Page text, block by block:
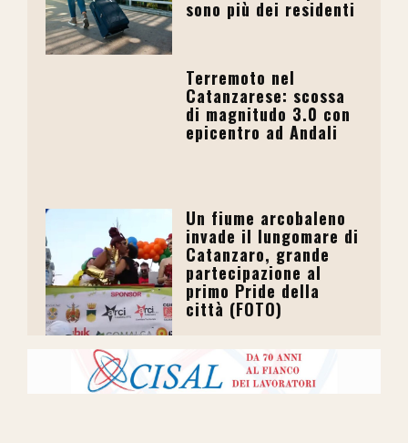
sono più dei residenti
Terremoto nel
Catanzarese: scossa
di magnitudo 3.0 con
epicentro ad Andali
Un fiume arcobaleno
invade il lungomare di
Catanzaro, grande
partecipazione al
primo Pride della
città (FOTO)